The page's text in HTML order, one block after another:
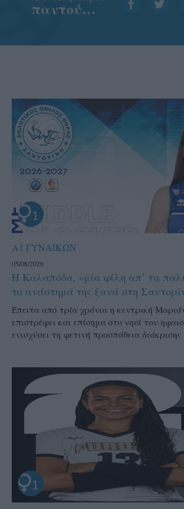
παντού…
Α1 ΓΥΝΑΙΚΩΝ
05/08/2026
Η Καλαπόδα, «μία φίλη απ’ τα
το ανάστημά της ξανά στη
Έπειτα από τρία χρόνια η κεντρική
επιστρέφει και επίσημα στο νησί του
ενισχύσει τη φετινή προσπάθεια